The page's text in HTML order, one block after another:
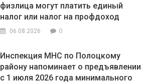
физлица могут платить единый
налог или налог на профдоход
06.08.2026 0
Инспекция МНС по Полоцкому
району напоминает о предъявлении
с 1 июля 2026 года минимального